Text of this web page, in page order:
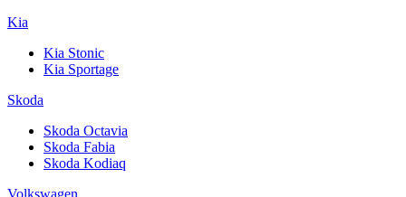
Kia
Kia Stonic
Kia Sportage
Skoda
Skoda Octavia
Skoda Fabia
Skoda Kodiaq
Volkswagen